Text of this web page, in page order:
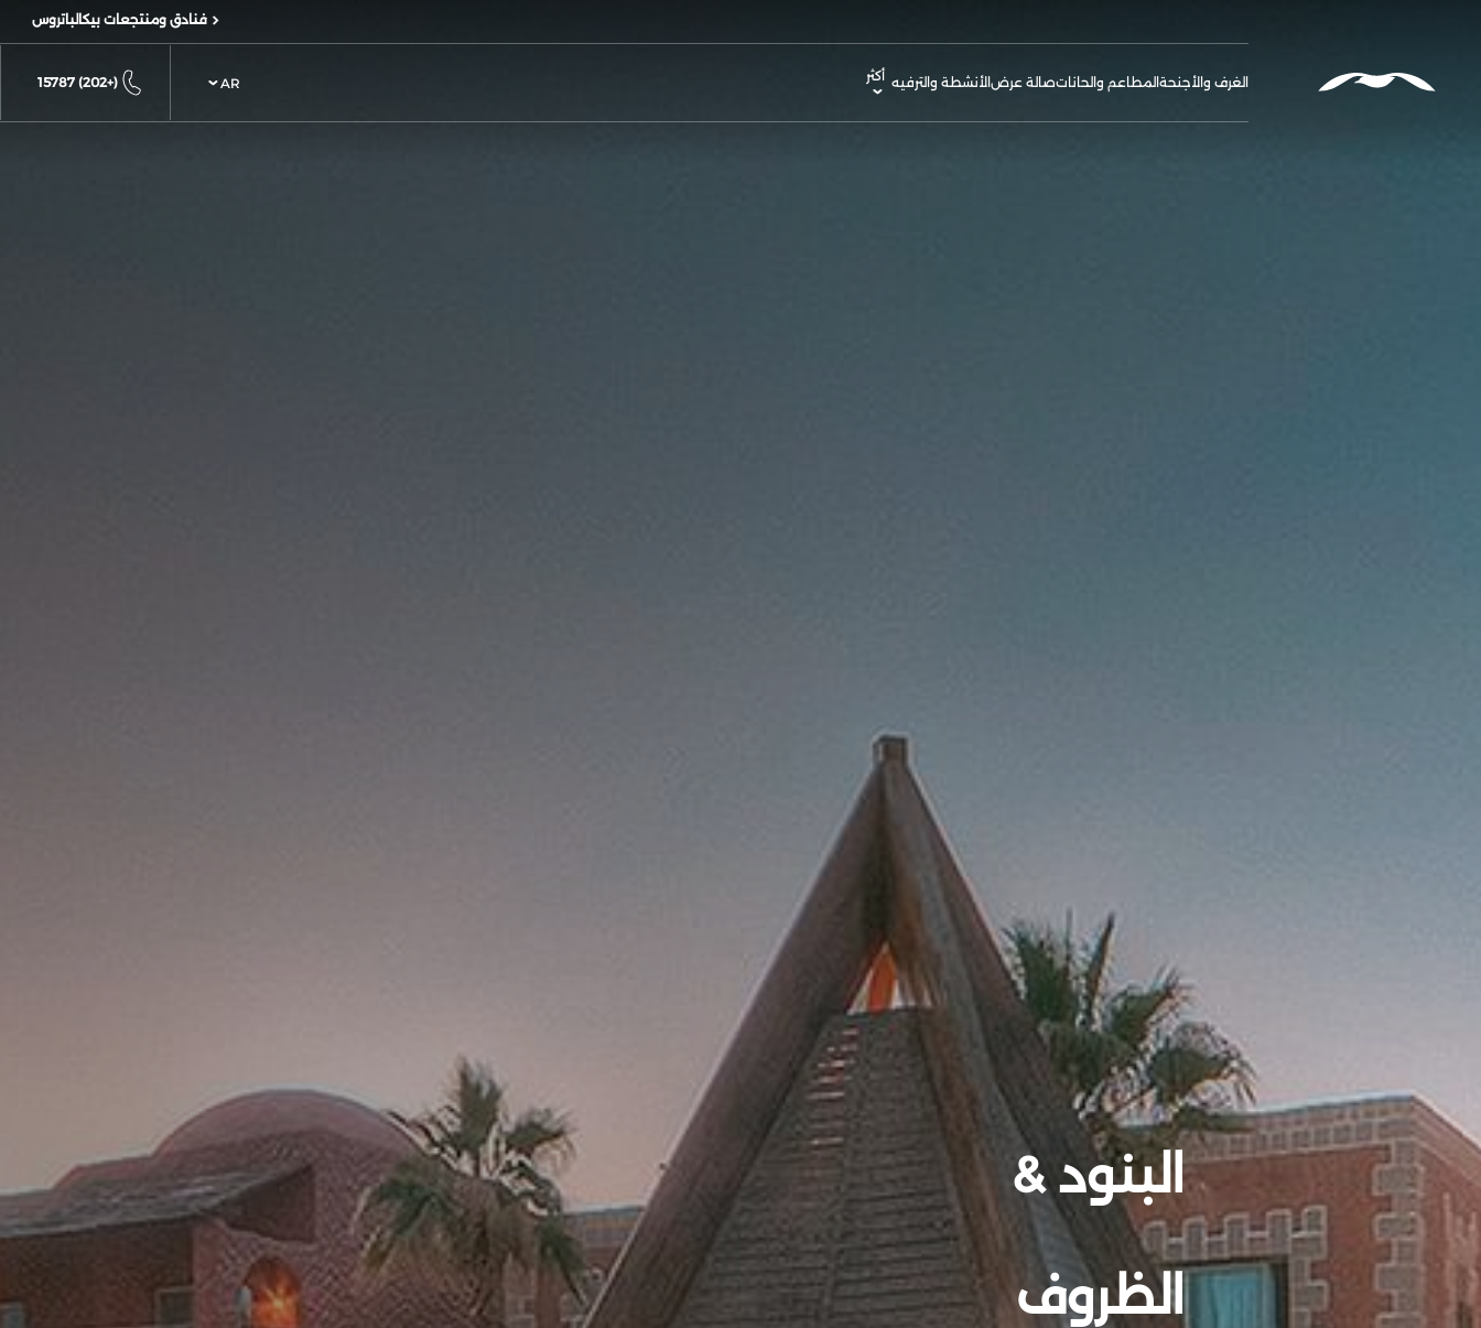
فنادق ومنتجعات بيكالباتروس
الغرف والأجنحةالمطاعم والحاناتصالة عرضالأنشطة والترفيه أكثر
Modify Booking
AR
(+202) 15787
البنود &
الظروف